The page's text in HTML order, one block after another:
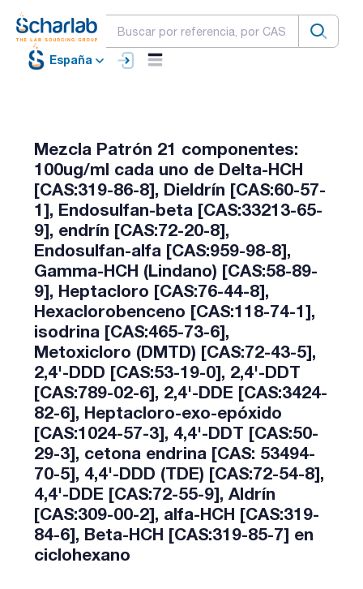
España
Mezcla Patrón 21 componentes:
100ug/ml cada uno de Delta-HCH
[CAS:319-86-8], Dieldrín [CAS:60-57-
1], Endosulfan-beta [CAS:33213-65-
9], endrín [CAS:72-20-8],
Endosulfan-alfa [CAS:959-98-8],
Gamma-HCH (Lindano) [CAS:58-89-
9], Heptacloro [CAS:76-44-8],
Hexaclorobenceno [CAS:118-74-1],
isodrina [CAS:465-73-6],
Metoxicloro (DMTD) [CAS:72-43-5],
2,4'-DDD [CAS:53-19-0], 2,4'-DDT
[CAS:789-02-6], 2,4'-DDE [CAS:3424-
82-6], Heptacloro-exo-epóxido
[CAS:1024-57-3], 4,4'-DDT [CAS:50-
29-3], cetona endrina [CAS: 53494-
70-5], 4,4'-DDD (TDE) [CAS:72-54-8],
4,4'-DDE [CAS:72-55-9], Aldrín
[CAS:309-00-2], alfa-HCH [CAS:319-
84-6], Beta-HCH [CAS:319-85-7] en
ciclohexano